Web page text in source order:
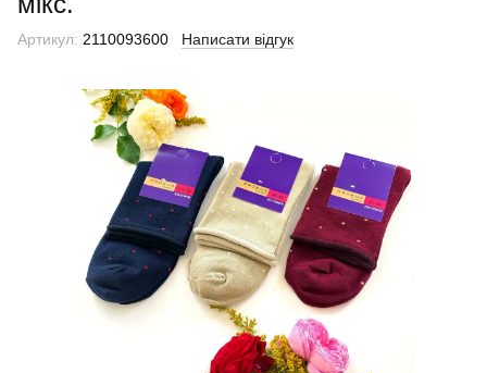
Артикул: 2110093600 Написати відгук